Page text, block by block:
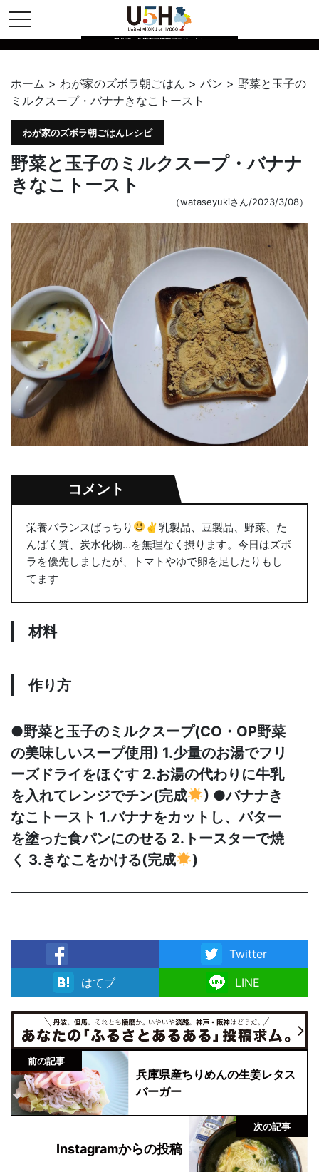
toggle navigation
県公式・兵庫五国連邦プロジェクト
ホーム > わが家のズボラ朝ごはん > パン > 野菜と玉子の
ミルクスープ・バナナきなこトースト
わが家のズボラ朝ごはんレシピ
野菜と玉子のミルクスープ・バナナ
きなこトースト
（wataseyukiさん/2023/3/08）
コメント
栄養バランスばっちり ✌乳製品、豆製品、野菜、た
んぱく質、炭水化物…を無理なく摂ります。今日はズボ
ラを優先しましたが、トマトやゆで卵を足したりもし
てます
材料
作り方
●野菜と玉子のミルクスープ(CO・OP野菜
の美味しいスープ使用) 1.少量のお湯でフリ
ーズドライをほぐす 2.お湯の代わりに牛乳
を入れてレンジでチン(完成
) ●バナナき
なこトースト 1.バナナをカットし、バター
を塗った食パンにのせる 2.トースターで焼
く 3.きなこをかける(完成
)
facebook
Twitter
はてブ
LINE
前の記事
兵庫県産ちりめんの生姜レタス
バーガー
次の記事
Instagramからの投稿